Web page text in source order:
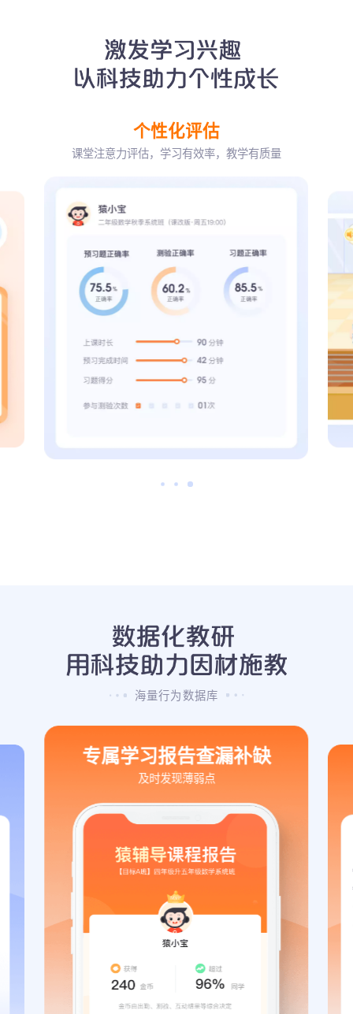
个性化评估
课堂注意力评估，学习有效率，教学有质量
海量行为数据库
专属学习报告查漏补缺
及时发现薄弱点